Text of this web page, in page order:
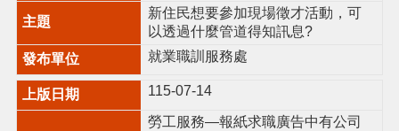
公
開
回
新住民想要參加現場徵才活動，可
以透過什麼管道得知訊息?
就業職訓服務處
115-07-14
勞工服務—報紙求職廣告中有公司